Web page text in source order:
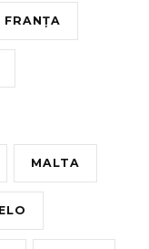
FRANȚA
MALTA